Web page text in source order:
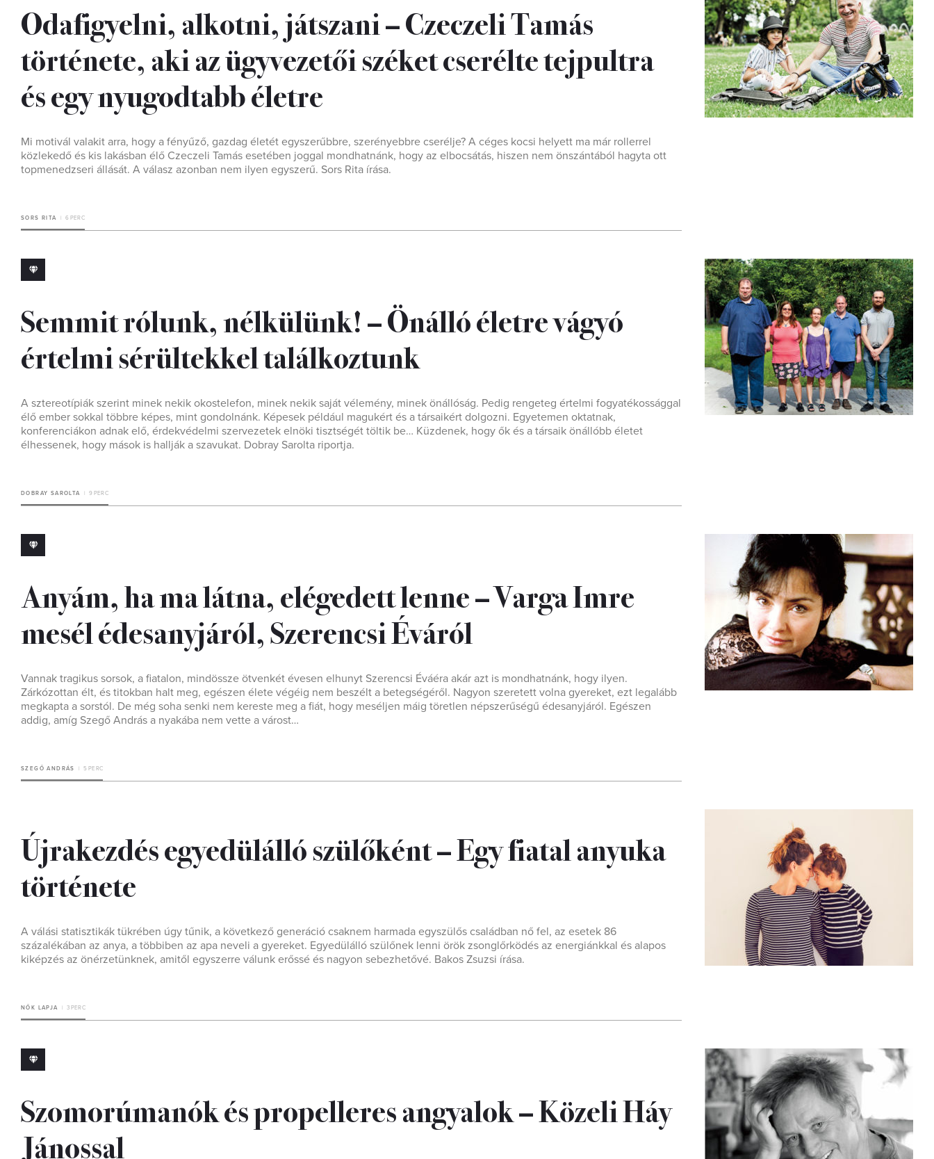
Odafigyelni, alkotni, játszani – Czeczeli Tamás
története, aki az ügyvezetői széket cserélte tejpultra
és egy nyugodtabb életre
Mi motivál valakit arra, hogy a fényűző, gazdag életét egyszerűbbre, szerényebbre cserélje? A céges kocsi helyett ma már rollerrel
közlekedő és kis lakásban élő Czeczeli Tamás esetében joggal mondhatnánk, hogy az elbocsátás, hiszen nem önszántából hagyta ott
topmenedzseri állását. A válasz azonban nem ilyen egyszerű. Sors Rita írása.
SORS RITA 6 PERC
Semmit rólunk, nélkülünk! – Önálló életre vágyó
értelmi sérültekkel találkoztunk
A sztereotípiák szerint minek nekik okostelefon, minek nekik saját vélemény, minek önállóság. Pedig rengeteg értelmi fogyatékossággal
élő ember sokkal többre képes, mint gondolnánk. Képesek például magukért és a társaikért dolgozni. Egyetemen oktatnak,
konferenciákon adnak elő, érdekvédelmi szervezetek elnöki tisztségét töltik be… Küzdenek, hogy ők és a társaik önállóbb életet
élhessenek, hogy mások is hallják a szavukat. Dobray Sarolta riportja.
DOBRAY SAROLTA 9 PERC
Anyám, ha ma látna, elégedett lenne – Varga Imre
mesél édesanyjáról, Szerencsi Éváról
Vannak tragikus sorsok, a fiatalon, mindössze ötvenkét évesen elhunyt Szerencsi Éváéra akár azt is mondhatnánk, hogy ilyen.
Zárkózottan élt, és titokban halt meg, egészen élete végéig nem beszélt a betegségéről. Nagyon szeretett volna gyereket, ezt legalább
megkapta a sorstól. De még soha senki nem kereste meg a fiát, hogy meséljen máig töretlen népszerűségű édesanyjáról. Egészen
addig, amíg Szegő András a nyakába nem vette a várost…
SZEGŐ ANDRÁS 5 PERC
Újrakezdés egyedülálló szülőként – Egy fiatal anyuka
története
A válási statisztikák tükrében úgy tűnik, a következő generáció csaknem harmada egyszülős családban nő fel, az esetek 86
százalékában az anya, a többiben az apa neveli a gyereket. Egyedülálló szülőnek lenni örök zsonglőrködés az energiánkkal és alapos
kiképzés az önérzetünknek, amitől egyszerre válunk erőssé és nagyon sebezhetővé. Bakos Zsuzsi írása.
NŐK LAPJA 3 PERC
Szomorúmanók és propelleres angyalok – Közeli Háy
Jánossal